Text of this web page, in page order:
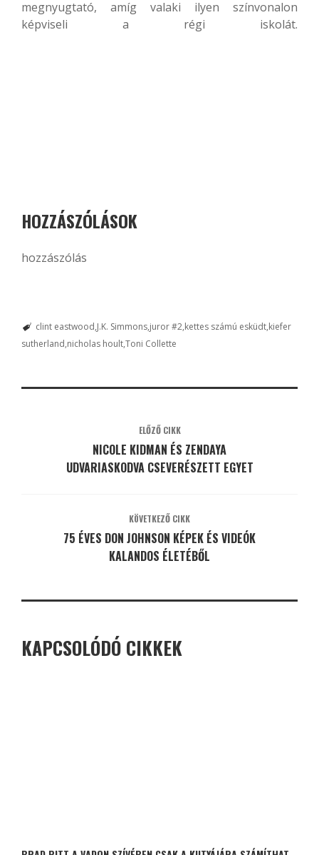
megnyugtató, amíg valaki ilyen színvonalon
képviseli a régi iskolát.
HOZZÁSZÓLÁSOK
hozzászólás
clint eastwood J.K. Simmons juror #2 kettes számú esküdt kiefer
sutherland nicholas houltToni Collette
ELŐZŐ CIKK
NICOLE KIDMAN ÉS ZENDAYA
UDVARIASKODVA CSEVERÉSZETT EGYET
KÖVETKEZŐ CIKK
75 ÉVES DON JOHNSON KÉPEK ÉS VIDEÓK
KALANDOS ÉLETÉBŐL
KAPCSOLÓDÓ CIKKEK